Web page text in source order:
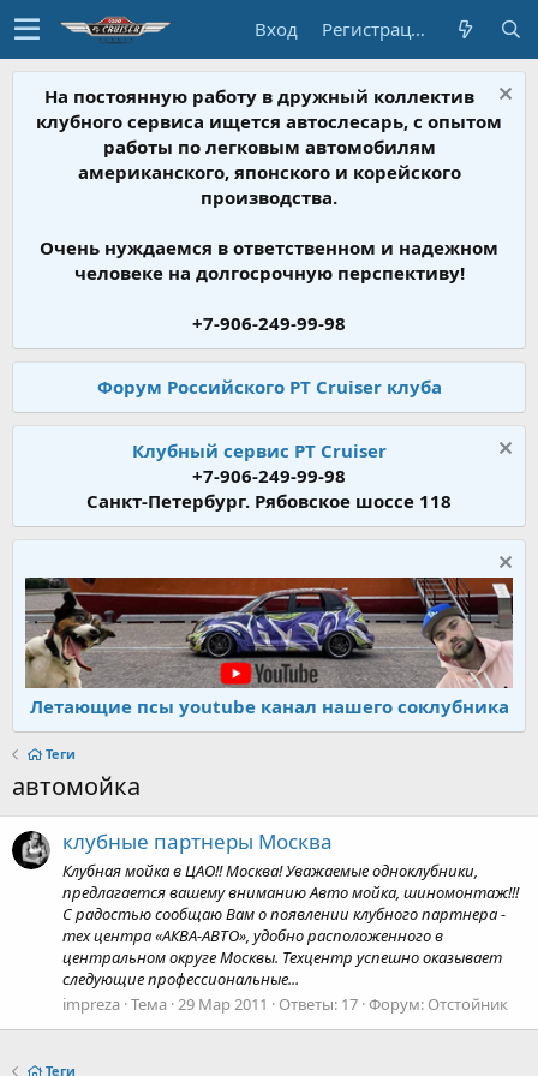
Вход Регистрация
На постоянную работу в дружный коллектив
клубного сервиса ищется автослесарь, с опытом
работы по легковым автомобилям
американского, японского и корейского
производства.
Очень нуждаемся в ответственном и надежном
человеке на долгосрочную перспективу!
+7-906-249-99-98
Форум Российского PT Cruiser клуба
Клубный сервис PT Cruiser
+7-906-249-99-98
Санкт-Петербург. Рябовское шоссе 118
Летающие псы youtube канал нашего соклубника
Теги
автомойка
клубные партнеры Москва
Клубная мойка в ЦАО!! Москва! Уважаемые одноклубники,
предлагается вашему вниманию Авто мойка, шиномонтаж!!!
С радостью сообщаю Вам о появлении клубного партнера -
тех центра «АКВА-АВТО», удобно расположенного в
центральном округе Москвы. Техцентр успешно оказывает
следующие профессиональные...
impreza Тема 29 Мар 2011 Ответы: 17 Форум: Отстойник
Теги